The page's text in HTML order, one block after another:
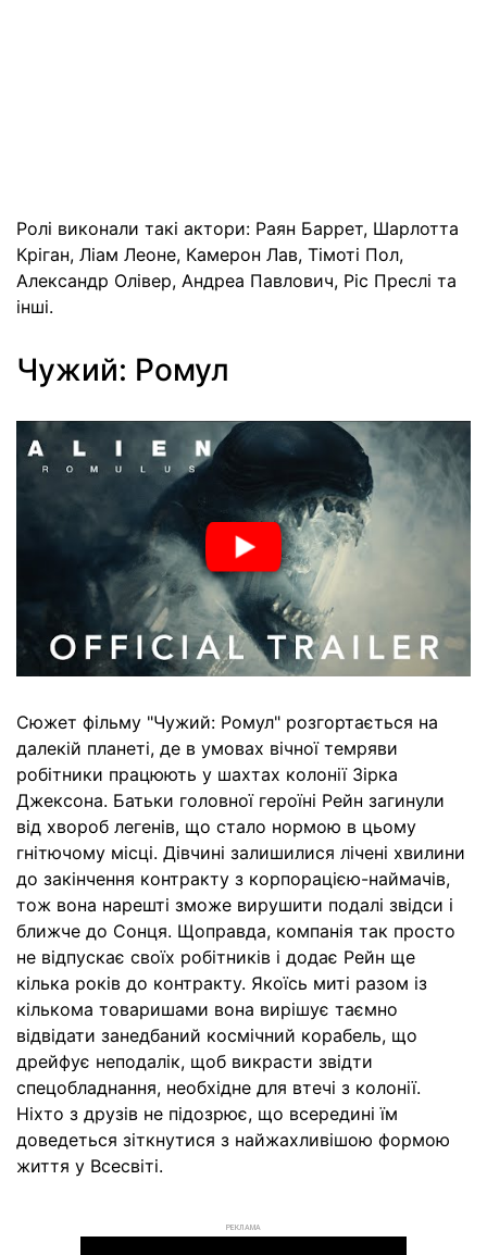
Ролі виконали такі актори: Раян Баррет, Шарлотта
Кріган, Ліам Леоне, Камерон Лав, Тімоті Пол,
Александр Олівер, Андреа Павлович, Ріс Преслі та
інші.
Чужий: Ромул
Сюжет фільму "Чужий: Ромул" розгортається на
далекій планеті, де в умовах вічної темряви
робітники працюють у шахтах колонії Зірка
Джексона. Батьки головної героїні Рейн загинули
від хвороб легенів, що стало нормою в цьому
гнітючому місці. Дівчині залишилися лічені хвилини
до закінчення контракту з корпорацією-наймачів,
тож вона нарешті зможе вирушити подалі звідси і
ближче до Сонця. Щоправда, компанія так просто
не відпускає своїх робітників і додає Рейн ще
кілька років до контракту. Якоїсь миті разом із
кількома товаришами вона вирішує таємно
відвідати занедбаний космічний корабель, що
дрейфує неподалік, щоб викрасти звідти
спецобладнання, необхідне для втечі з колонії.
Ніхто з друзів не підозрює, що всередині їм
доведеться зіткнутися з найжахливішою формою
життя у Всесвіті.
РЕКЛАМА